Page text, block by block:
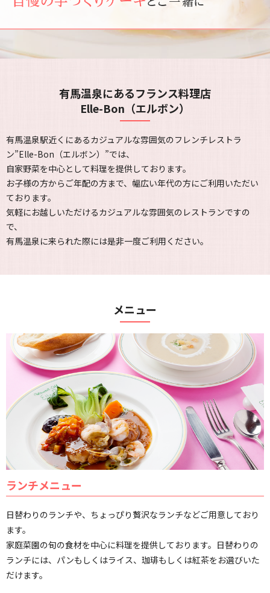
有馬温泉にあるフランス料理店
Elle-Bon（エルボン）
有馬温泉駅近くにあるカジュアルな雰囲気のフレンチレストラ
ン”Elle-Bon（エルボン）”では、
自家野菜を中心として料理を提供しております。
お子様の方からご年配の方まで、幅広い年代の方にご利用いただい
ております。
気軽にお越しいただけるカジュアルな雰囲気のレストランですの
で、
有馬温泉に来られた際には是非一度ご利用ください。
メニュー
ランチメニュー
日替わりのランチや、ちょっぴり贅沢なランチなどご用意しており
ます。
家庭菜園の旬の食材を中心に料理を提供しております。日替わりの
ランチには、パンもしくはライス、珈琲もしくは紅茶をお選びいた
だけます。